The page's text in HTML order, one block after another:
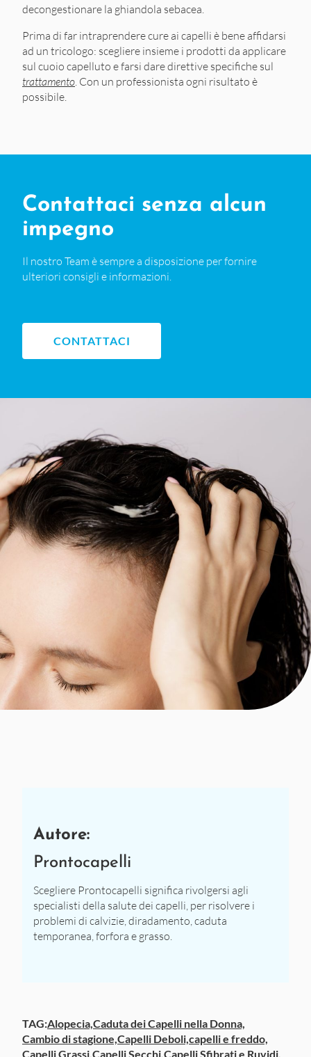
decongestionare la ghiandola sebacea.
Prima di far intraprendere cure ai capelli è bene affidarsi
ad un tricologo: scegliere insieme i prodotti da applicare
sul cuoio capelluto e farsi dare direttive specifiche sul
trattamento. Con un professionista ogni risultato è
possibile.
Contattaci senza alcun
impegno
Il nostro Team è sempre a disposizione per fornire
ulteriori consigli e informazioni.
CONTATTACI
Autore:
Prontocapelli
Scegliere Prontocapelli significa rivolgersi agli
specialisti della salute dei capelli, per risolvere i
problemi di calvizie, diradamento, caduta
temporanea, forfora e grasso.
TAG:Alopecia,Caduta dei Capelli nella Donna,
Cambio di stagione,Capelli Deboli,capelli e freddo,
Capelli Grassi,Capelli Secchi,Capelli Sfibrati e Ruvidi,